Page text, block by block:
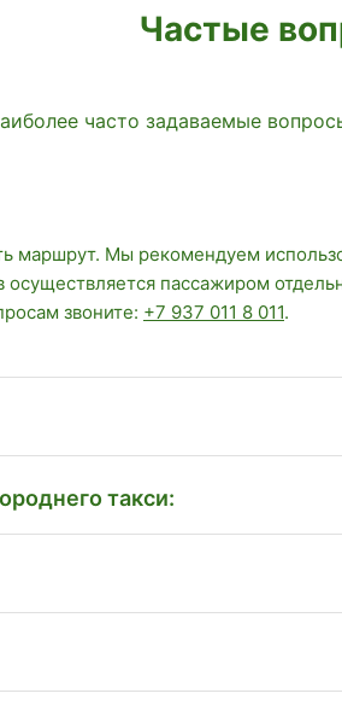
Частые
часто задаваемые
маршрут. Мы рекомендуем
пассажиром
звоните: +7 937 011 8 011.
такси: